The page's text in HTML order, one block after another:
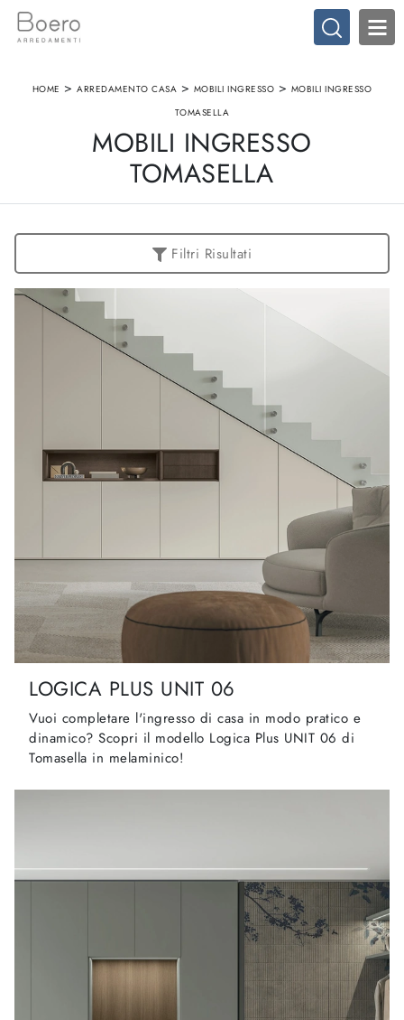
HOME >ARREDAMENTO CASA > MOBILI INGRESSO > MOBILI INGRESSO
TOMASELLA
MOBILI INGRESSO
TOMASELLA
Filtri Risultati
LOGICA PLUS UNIT 06
Vuoi completare l'ingresso di casa in modo pratico e
dinamico? Scopri il modello Logica Plus UNIT 06 di
Tomasella in melaminico!